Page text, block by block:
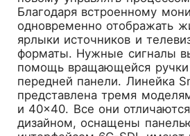
Благодаря встроенному
одновременно отображать
ярлыки источников и
форматы. Нужные сигналы
помощь вращающейся ручки
передней панели. Линейка
представлена тремя
и 40×40. Все они
дизайном, оснащены